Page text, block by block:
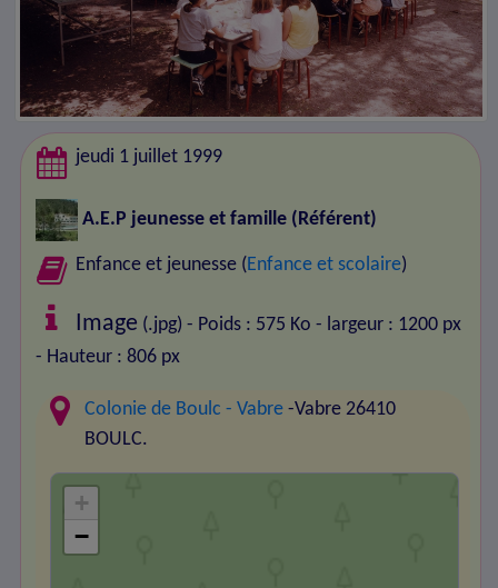
jeudi 1 juillet 1999
A.E.P jeunesse et famille (Référent)
Enfance et jeunesse ( Enfance et scolaire)
Image (.jpg) - Poids : 575 Ko - largeur : 1200 px
- Hauteur : 806 px
Colonie de Boulc - Vabre -Vabre 26410
BOULC.
+
−